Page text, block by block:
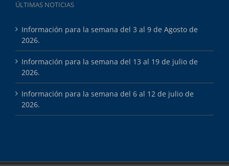
ÚLTIMAS NOTICIAS
Información para la semana del 3 al 9 de Agosto de
2026.
Información para la semana del 13 al 19 de julio de
2026.
Información para la semana del 6 al 12 de julio de
2026.